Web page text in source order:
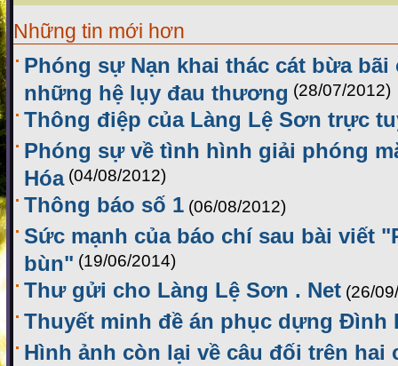
Những tin mới hơn
Phóng sự Nạn khai thác cát bừa bãi
những hệ lụy đau thương (28/07/2012)
Thông điệp của Làng Lệ Sơn trực
Phóng sự về tình hình giải phóng
Hóa (04/08/2012)
Thông báo số 1 (06/08/2012)
Sức mạnh của báo chí sau bài viết
bùn" (19/06/2014)
Thư gửi cho Làng Lệ Sơn . Net (26/
Thuyết minh đề án phục dựng Đình
Hình ảnh còn lại về câu đối trên hai